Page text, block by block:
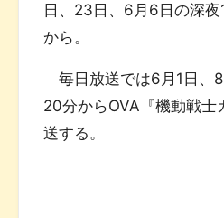
日、23日、6月6日の深
から。
毎日放送では6月1日、
20分からOVA『機動戦士
送する。